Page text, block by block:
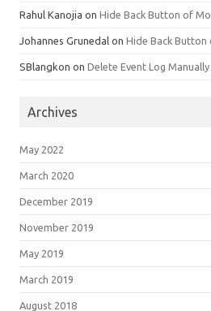
Rahul Kanojia on Hide Back Button of
Johannes Grunedal on Hide Back Button
SBlangkon on Delete Event Log Manually
Archives
May 2022
March 2020
December 2019
November 2019
May 2019
March 2019
August 2018